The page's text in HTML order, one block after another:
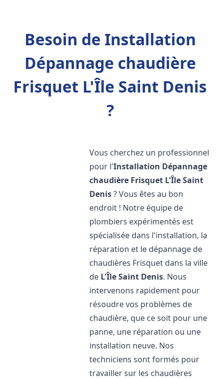
Besoin de Installation
Dépannage chaudière
Frisquet L'Île Saint Denis
?
Vous cherchez un professionnel
pour l'Installation Dépannage
chaudière Frisquet L'Île Saint
Denis? Vous êtes au bon
endroit ! Notre équipe de
plombiers expérimentés est
spécialisée dans l'installation, la
réparation et le dépannage de
chaudières Frisquet dans la ville
de L'Île Saint Denis. Nous
intervenons rapidement pour
résoudre vos problèmes de
chaudière, que ce soit pour une
panne, une réparation ou une
installation neuve. Nos
techniciens sont formés pour
travailler sur les chaudières